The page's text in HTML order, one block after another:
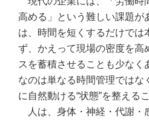
高める」という難しい課題が
は、時間を短くするだけでは
ず、かえって現場の密度を高
スを蓄積させることも少なく
なのは単なる時間管理ではな
に自然動ける“状態”を整える
人は、身体・神経・代謝・